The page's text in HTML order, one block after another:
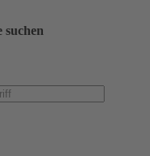
suchen